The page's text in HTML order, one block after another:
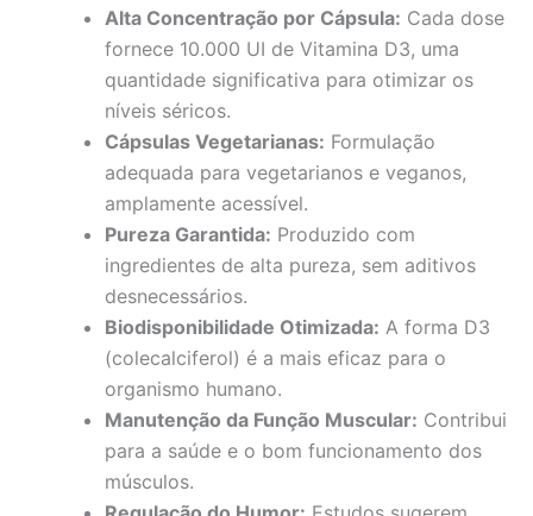
Alta Concentração por Cápsula: Cada dose
fornece 10.000 UI de Vitamina D3, uma
quantidade significativa para otimizar os
níveis séricos.
Cápsulas Vegetarianas: Formulação
adequada para vegetarianos e veganos,
amplamente acessível.
Pureza Garantida: Produzido com
ingredientes de alta pureza, sem aditivos
desnecessários.
Biodisponibilidade Otimizada: A forma D3
(colecalciferol) é a mais eficaz para o
organismo humano.
Manutenção da Função Muscular: Contribui
para a saúde e o bom funcionamento dos
músculos.